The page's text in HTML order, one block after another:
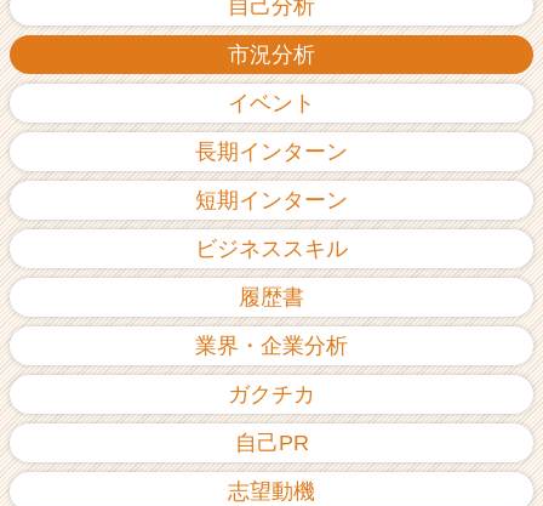
自己分析
市況分析
イベント
長期インターン
短期インターン
ビジネススキル
履歴書
業界・企業分析
ガクチカ
自己PR
志望動機